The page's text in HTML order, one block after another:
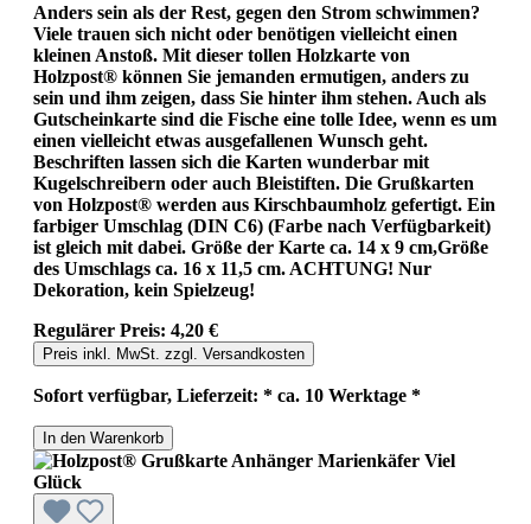
Anders sein als der Rest, gegen den Strom schwimmen?
Viele trauen sich nicht oder benötigen vielleicht einen
kleinen Anstoß. Mit dieser tollen Holzkarte von
Holzpost® können Sie jemanden ermutigen, anders zu
sein und ihm zeigen, dass Sie hinter ihm stehen. Auch als
Gutscheinkarte sind die Fische eine tolle Idee, wenn es um
einen vielleicht etwas ausgefallenen Wunsch geht.
Beschriften lassen sich die Karten wunderbar mit
Kugelschreibern oder auch Bleistiften. Die Grußkarten
von Holzpost® werden aus Kirschbaumholz gefertigt. Ein
farbiger Umschlag (DIN C6) (Farbe nach Verfügbarkeit)
ist gleich mit dabei. Größe der Karte ca. 14 x 9 cm,Größe
des Umschlags ca. 16 x 11,5 cm. ACHTUNG! Nur
Dekoration, kein Spielzeug!
Regulärer Preis: 4,20 €
Preis inkl. MwSt. zzgl. Versandkosten
Sofort verfügbar, Lieferzeit: * ca. 10 Werktage *
In den Warenkorb